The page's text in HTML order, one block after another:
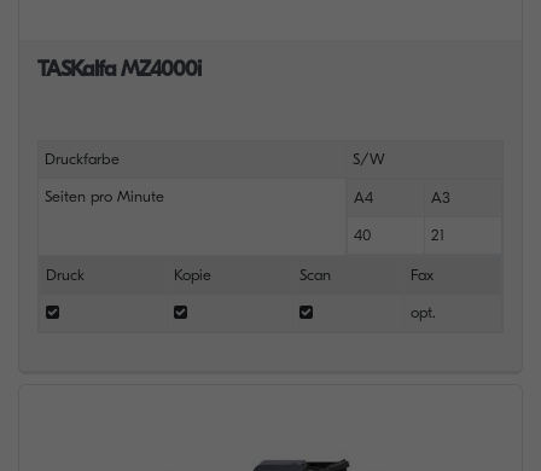
TASKalfa MZ4000i
Druckfarbe S/W
Seiten pro Minute A4 A3
40 21
Druck Kopie Scan Fax
opt.